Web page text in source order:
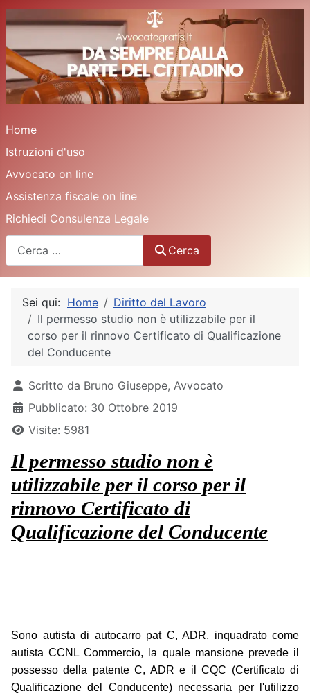
Home
Istruzioni d'uso
Avvocato on line
Assistenza fiscale on line
Richiedi Consulenza Legale
Cerca
Sei qui: Home
Diritto del Lavoro
Il permesso studio non è utilizzabile per il
corso per il rinnovo Certificato di Qualificazione
del Conducente
Dettagli
Scritto da Bruno Giuseppe, Avvocato
Pubblicato: 30 Ottobre 2019
Visite: 5981
Il permesso studio non è
utilizzabile per il corso per il
rinnovo Certificato di
Qualificazione del Conducente
Sono autista di autocarro pat C, ADR, inquadrato come
autista CCNL Commercio, la quale mansione prevede il
possesso della patente C, ADR e il CQC (Certificato di
Qualificazione del Conducente) necessaria per l'utilizzo